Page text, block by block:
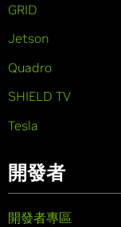
GRID
Jetson
Quadro
SHIELD TV
Tesla
開發者
開發者專區